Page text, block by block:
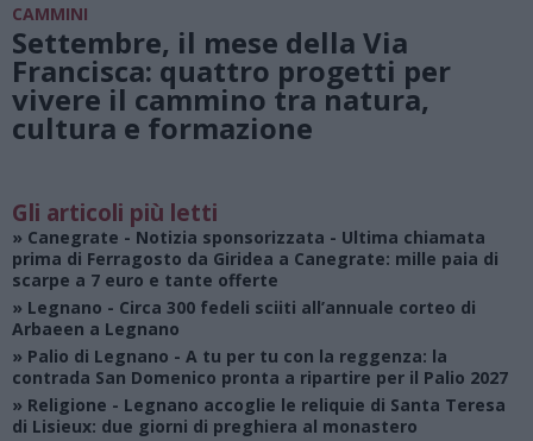
CAMMINI
Settembre, il mese della Via
Francisca: quattro progetti per
vivere il cammino tra natura,
cultura e formazione
Gli articoli più letti
» Canegrate - Notizia sponsorizzata - Ultima chiamata
prima di Ferragosto da Giridea a Canegrate: mille paia di
scarpe a 7 euro e tante offerte
» Legnano - Circa 300 fedeli sciiti all’annuale corteo di
Arbaeen a Legnano
» Palio di Legnano - A tu per tu con la reggenza: la
contrada San Domenico pronta a ripartire per il Palio 2027
» Religione - Legnano accoglie le reliquie di Santa Teresa
di Lisieux: due giorni di preghiera al monastero